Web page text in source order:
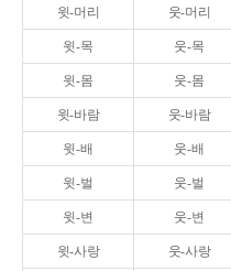
윗-머리 웃-머리
윗-목 웃-목
윗-몸 웃-몸
윗-바람 웃-바람
윗-배 웃-배
윗-벌 웃-벌
윗-변 웃-변
윗-사랑 웃-사랑